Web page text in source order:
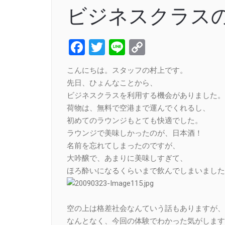
ビジネスクラス
Facebook
Twitter
Line
Link
こんにちは。スタッフの村上です。
先日、ひょんなことから、
ビジネスクラスを利用する機会がありました。
荷物は、無料で空港まで運んでくれるし、
初めてのラウンジもとても快適でした。
ラウンジで美味しかったのが、日本酒！
名前を忘れてしまったのですが、
大吟醸で、あまりに美味しすぎて、
ほろ酔いになるくらいまで飲んでしまいました
空の上は格差社会なんていう話もありますが、
なんとなく、今回の体験でわかった気がします